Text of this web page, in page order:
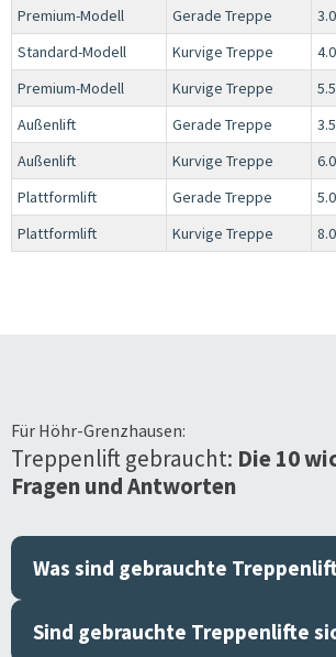
Premium-Modell
Gerade Treppe
Standard-Modell
Kurvige Treppe
Premium-Modell
Kurvige Treppe
Außenlift
Gerade Treppe
Außenlift
Kurvige Treppe
Plattformlift
Gerade Treppe
Plattformlift
Kurvige Treppe
Für Höhr-Grenzhausen:
Treppenlift gebraucht: Die 10
Fragen und Antworten
Was sind gebrauchte
Sind gebrauchte Treppenlifte